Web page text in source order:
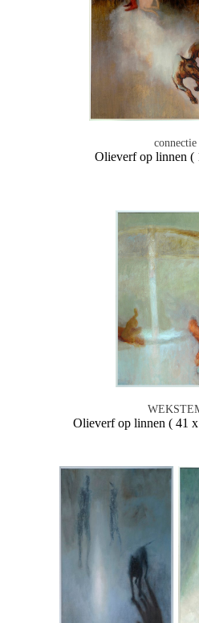
connectie
Olieverf op linnen (
Olieverf op linnen ( 41